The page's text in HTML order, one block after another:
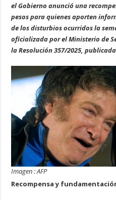
el Gobierno anunció una
pesos para quienes aporten
de los disturbios ocurridos la
oficializada por el Ministerio de
la Resolución 357/2025,
Imagen : AFP
Recompensa y